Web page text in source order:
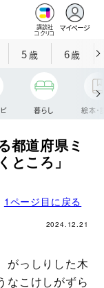
講談社
コクリコ
マイページ
5歳 6歳
暮らし 絵本・
都道府県ミ
ところ」
1ページ目に戻る
2024.12.21
がっしりした木
なこけしがずら